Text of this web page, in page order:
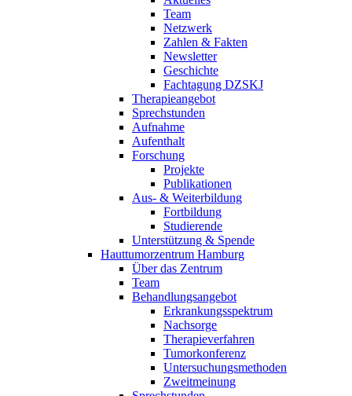
Team
Netzwerk
Zahlen & Fakten
Newsletter
Geschichte
Fachtagung DZSKJ
Therapieangebot
Sprechstunden
Aufnahme
Aufenthalt
Forschung
Projekte
Publikationen
Aus- & Weiterbildung
Fortbildung
Studierende
Unterstützung & Spende
Hauttumorzentrum Hamburg
Über das Zentrum
Team
Behandlungsangebot
Erkrankungsspektrum
Nachsorge
Therapieverfahren
Tumorkonferenz
Untersuchungsmethoden
Zweitmeinung